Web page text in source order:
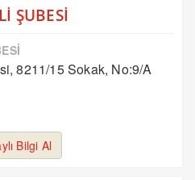
ŞUBESİ
8211/15 Sokak, No:9/A
Bilgi Al